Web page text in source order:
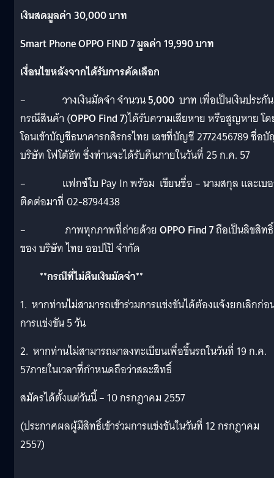
เงินสดมูลค่า 30,000 บาท
Smart Phone OPPO FIND 7 มูลค่า 19,990 บาท
เงื่อนไขหลังจากได้รับการคัดเลือก
– วางเงินมัดจำ จำนวน5,000 บาท เพื่อเป็นเงินประกัน
กรณีสินค้า (OPPO Find 7)ได้รับความเสียหาย หรือสูญหาย โ
โอนเข้าบัญชีธนาคารกสิรกรไทย เลขที่บัญชี 2772456789 ชื่อ
บริษัท โฟโต้ฮัท ซึ่งท่านจะได้รับคืนภายในวันที่ 25 ก.ค. 57
– แฟกซ์ใบ Pay In พร้อม เขียนชื่อ – นามสกุล และเบ
ติดต่อมาที่ 02-8794438
– ภาพทุกภาพที่ถ่ายด้วยOPPO Find 7ถือเป็นลิขสิทธิ์
ของ บริษัท ไทย ออปโป้ จำกัด
**กรณีที่ไม่คืนเงินมัดจำ**
1. หากท่านไม่สามารถเข้าร่วมการแข่งขันได้ต้องแจ้งยกเลิกก่อ
การแข่งขัน 5 วัน
2. หากท่านไม่สามารถมาลงทะเบียนเพื่อขึ้นรถในวันที่ 19 ก.ค.
57ภายในเวลาที่กำหนดถือว่าสละสิทธิ์
สมัครได้ตั้งแต่วันนี้ – 10 กรกฎาคม 2557
(ประกาศผลผู้มีสิทธิ์เข้าร่วมการแข่งขันในวันที่ 12 กรกฎาคม
2557)